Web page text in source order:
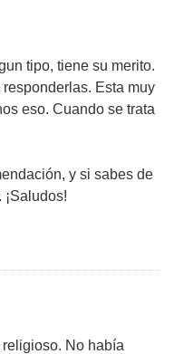
tipo, tiene su merito.
Esta muy
eso. Cuando se trata
y si sabes de
No había